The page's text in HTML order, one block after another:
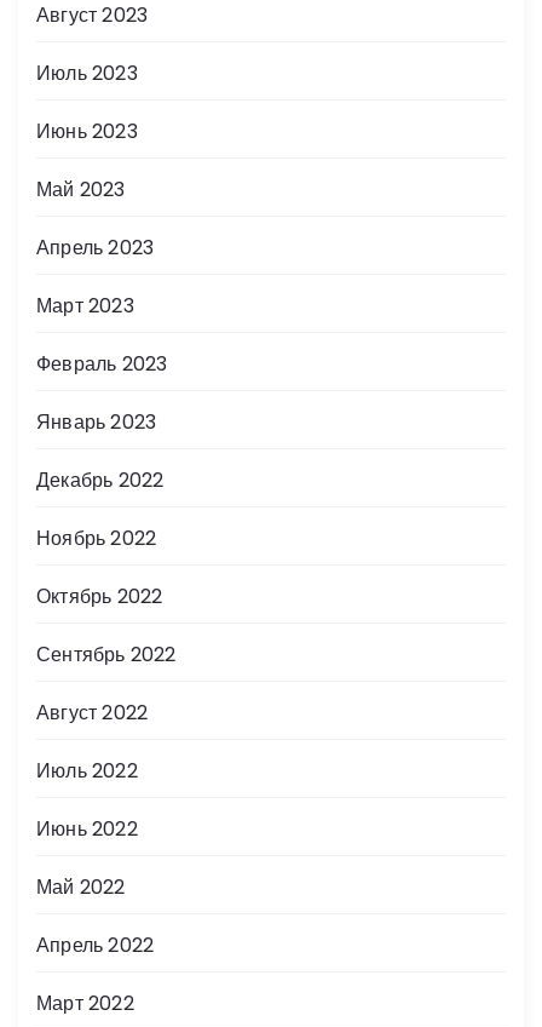
Август 2023
Июль 2023
Июнь 2023
Май 2023
Апрель 2023
Март 2023
Февраль 2023
Январь 2023
Декабрь 2022
Ноябрь 2022
Октябрь 2022
Сентябрь 2022
Август 2022
Июль 2022
Июнь 2022
Май 2022
Апрель 2022
Март 2022